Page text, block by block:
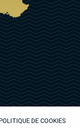
DE COOKIES